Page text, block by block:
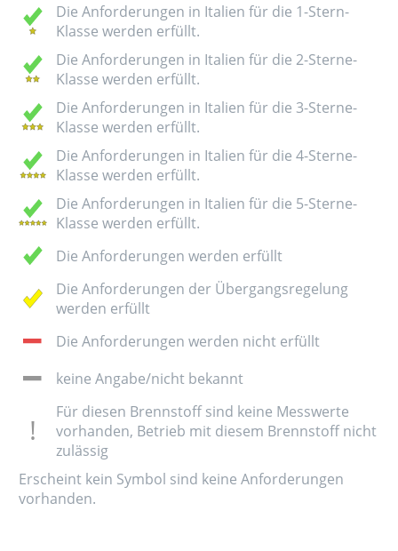
Die Anforderungen in Italien für die 1-Stern-
Klasse werden erfüllt.
Die Anforderungen in Italien für die 2-Sterne-
Klasse werden erfüllt.
Die Anforderungen in Italien für die 3-Sterne-
Klasse werden erfüllt.
Die Anforderungen in Italien für die 4-Sterne-
Klasse werden erfüllt.
Die Anforderungen in Italien für die 5-Sterne-
Klasse werden erfüllt.
Die Anforderungen werden erfüllt
Die Anforderungen der Übergangsregelung
werden erfüllt
Die Anforderungen werden nicht erfüllt
keine Angabe/nicht bekannt
Für diesen Brennstoff sind keine Messwerte
vorhanden, Betrieb mit diesem Brennstoff nicht
zulässig
Erscheint kein Symbol sind keine Anforderungen
vorhanden.